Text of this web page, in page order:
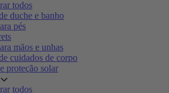
todos
duche e banho
pés
mãos e unhas
cuidados de corpo
proteção solar
todos